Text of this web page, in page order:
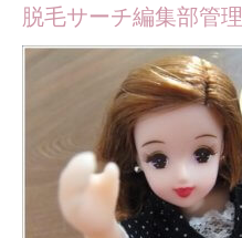
脱毛サーチ編集部管